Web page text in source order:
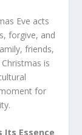
Eve acts
forgive, and
friends,
is
for
Its Essence